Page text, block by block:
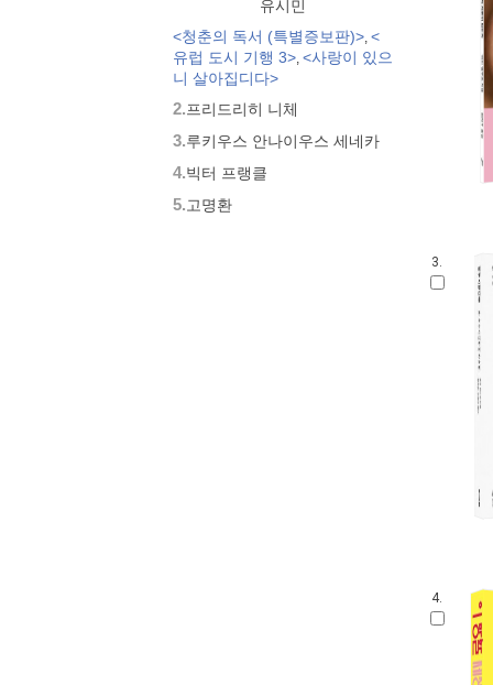
유시민
<청춘의 독서 (특별증보판)>, <
유럽 도시 기행 3>, <사랑이 있으
니 살아집디다>
2.프리드리히 니체
3.루키우스 안나이우스 세네카
4.빅터 프랭클
5.고명환
3.
4.